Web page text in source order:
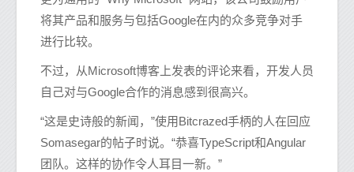
将其产品和服务与包括Google在内的众多竞争对手
进行比较。
不过，从Microsoft博客上发表的评论来看，开发人员
自己对与Google合作的消息感到很高兴。
“这是史诗般的新闻，”使用Bitcrazed手柄的人在回应
Somasegar的帖子时说。“恭喜TypeScript和Angular
团队。这样的协作令人耳目一新。”